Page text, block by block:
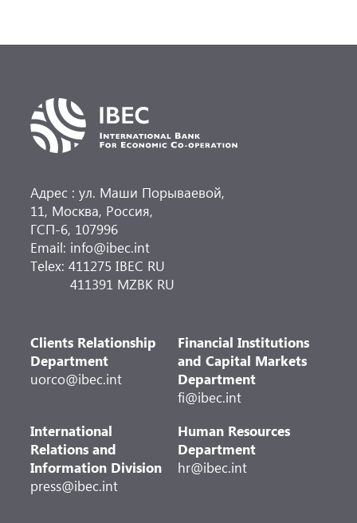
Адрес : ул. Маши Порываевой,
11, Москва, Россия,
ГСП-6, 107996
Email: info@ibec.int
Telex: 411275 IBEC RU
411391 MZBK RU
Clients Relationship
Department
uorco@ibec.int
Financial Institutions
and Capital Markets
Department
fi@ibec.int
International
Relations and
Information Division
press@ibec.int
Human Resources
Department
hr@ibec.int